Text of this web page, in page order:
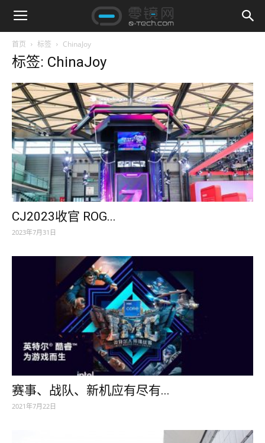
首页 标签 ChinaJoy
标签: ChinaJoy
CJ2023收官 ROG...
2023年7月31日
赛事、战队、新机应有尽有...
2021年7月22日